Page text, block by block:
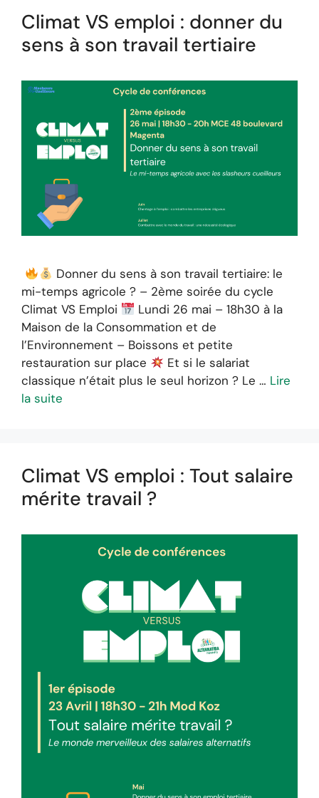
Climat VS emploi : donner du
sens à son travail tertiaire
Donner du sens à son travail tertiaire: le
mi-temps agricole ? – 2ème soirée du cycle
Climat VS Emploi
Lundi 26 mai – 18h30 à la
Maison de la Consommation et de
l’Environnement – Boissons et petite
restauration sur place
Et si le salariat
classique n’était plus le seul horizon ? Le … Lire
la suite
Climat VS emploi : Tout salaire
mérite travail ?